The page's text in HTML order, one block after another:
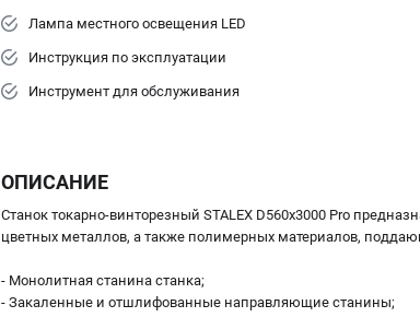
Лампа местного освещения LED
Инструкция по эксплуатации
Инструмент для обслуживания
ОПИСАНИЕ
Станок токарно-винторезный STALEX D560x3000 Pro
цветных металлов, а также полимерных материалов,
- Монолитная станина станка;
- Закаленные и отшлифованные направляющие станины;